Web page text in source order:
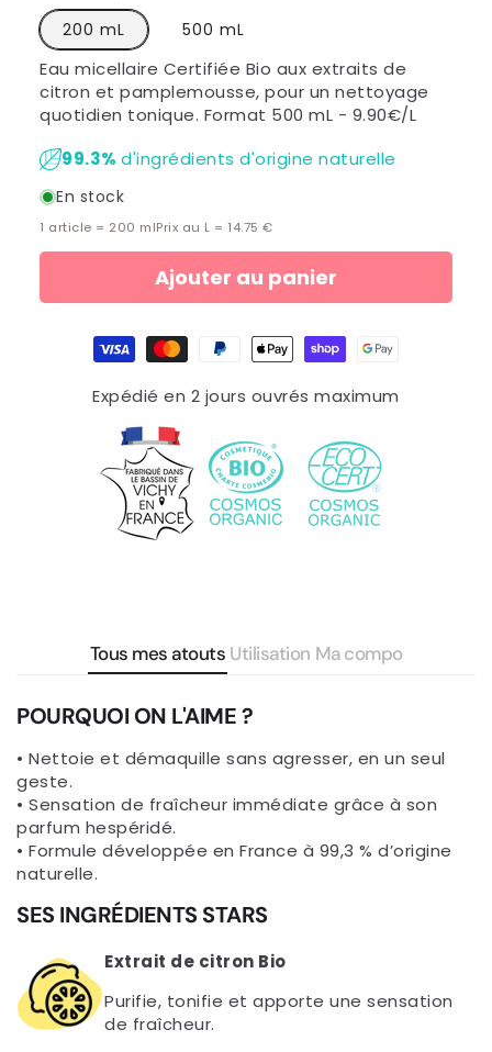
200 mL
500 mL
Eau micellaire Certifiée Bio aux extraits de
citron et pamplemousse, pour un nettoyage
quotidien tonique. Format 500 mL - 9.90€/L
99.3% d'ingrédients d'origine naturelle
En stock
1 article = 200 mlPrix au L = 14.75 €
Ajouter au panier
Moyens
paiementExpédié en 2 jours ouvrés maximum
Tous mes atouts Utilisation Ma compo
POURQUOI ON L'AIME ?
• Nettoie et démaquille sans agresser, en un seul
geste.
• Sensation de fraîcheur immédiate grâce à son
parfum hespéridé.
• Formule développée en France à 99,3 % d’origine
naturelle.
SES INGRÉDIENTS STARS
Extrait de citron Bio
Purifie, tonifie et apporte une sensation
de fraîcheur.